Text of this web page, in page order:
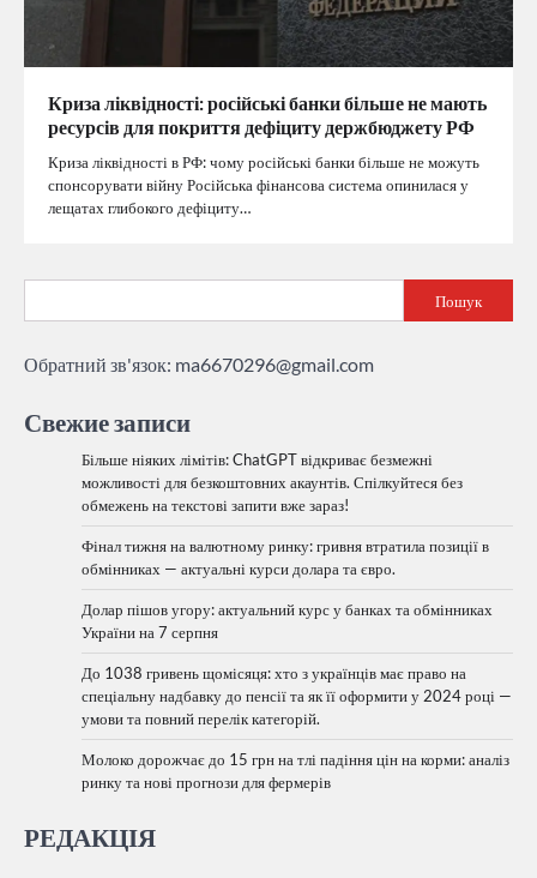
Криза ліквідності: російські банки більше не мають
ресурсів для покриття дефіциту держбюджету РФ
Криза ліквідності в РФ: чому російські банки більше не можуть
спонсорувати війну Російська фінансова система опинилася у
лещатах глибокого дефіциту…
Пошук
Обратний зв'язок: ma6670296@gmail.com
Свежие записи
Більше ніяких лімітів: ChatGPT відкриває безмежні
можливості для безкоштовних акаунтів. Спілкуйтеся без
обмежень на текстові запити вже зараз!
Фінал тижня на валютному ринку: гривня втратила позиції в
обмінниках — актуальні курси долара та євро.
Долар пішов угору: актуальний курс у банках та обмінниках
України на 7 серпня
До 1038 гривень щомісяця: хто з українців має право на
спеціальну надбавку до пенсії та як її оформити у 2024 році —
умови та повний перелік категорій.
Молоко дорожчає до 15 грн на тлі падіння цін на корми: аналіз
ринку та нові прогнози для фермерів
РЕДАКЦІЯ